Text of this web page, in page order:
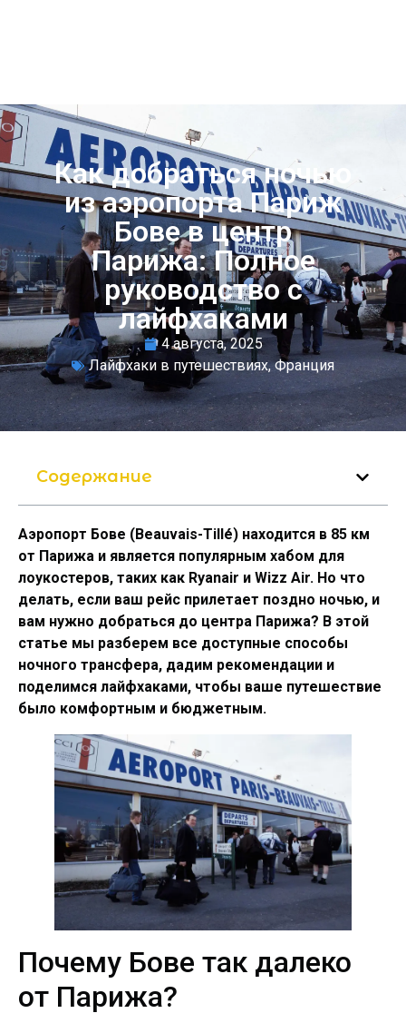
Как добраться ночью
из аэропорта Париж
Бове в центр
Парижа: Полное
руководство с
лайфхаками
4 августа, 2025
Лайфхаки в путешествиях,Франция
Аэропорт Бове (Beauvais-Tillé) находится в 85 км
от Парижа и является популярным хабом для
лоукостеров, таких как Ryanair и Wizz Air. Но что
делать, если ваш рейс прилетает поздно ночью, и
вам нужно добраться до центра Парижа? В этой
статье мы разберем все доступные способы
ночного трансфера, дадим рекомендации и
поделимся лайфхаками, чтобы ваше путешествие
было комфортным и бюджетным.
Почему Бове так далеко
от Парижа?
Содержание